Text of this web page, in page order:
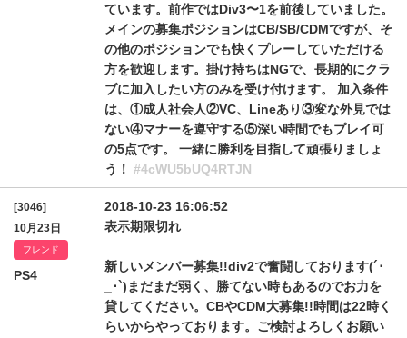
ています。前作ではDiv3〜1を前後していました。
メインの募集ポジションはCB/SB/CDMですが、そ
の他のポジションでも快くプレーしていただける
方を歓迎します。掛け持ちはNGで、長期的にクラ
ブに加入したい方のみを受け付けます。 加入条件
は、①成人社会人②VC、Lineあり③変な外見では
ない④マナーを遵守する⑤深い時間でもプレイ可
の5点です。 一緒に勝利を目指して頑張りましょ
う！ #4cWU5bUQ4RTJN
[3046]
10月23日
フレンド
PS4
2018-10-23 16:06:52
表示期限切れ
新しいメンバー募集!!div2で奮闘しております(´･
_･`)まだまだ弱く、勝てない時もあるのでお力を
貸してください。CBやCDM大募集!!時間は22時く
らいからやっております。ご検討よろしくお願い